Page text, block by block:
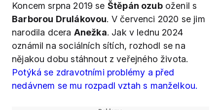
Koncem srpna 2019 se Štěpán ozuboženil s
Barborou Drulákovou. V červenci 2020 se jim
narodila dcera Anežka. Jak v lednu 2024
oznámil na sociálních sítích, rozhodl se na
nějakou dobu stáhnout z veřejného života.
Potýká se zdravotními problémy a před
nedávnem se mu rozpadl vztah s manželkou.